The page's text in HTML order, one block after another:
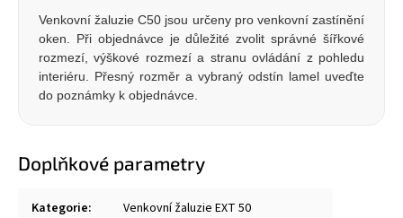
Venkovní žaluzie C50 jsou určeny pro venkovní zastínění
oken. Při objednávce je důležité zvolit správné šířkové
rozmezí, výškové rozmezí a stranu ovládání z pohledu
interiéru. Přesný rozměr a vybraný odstín lamel uveďte
do poznámky k objednávce.
Doplňkové parametry
Kategorie: Venkovní žaluzie EXT 50